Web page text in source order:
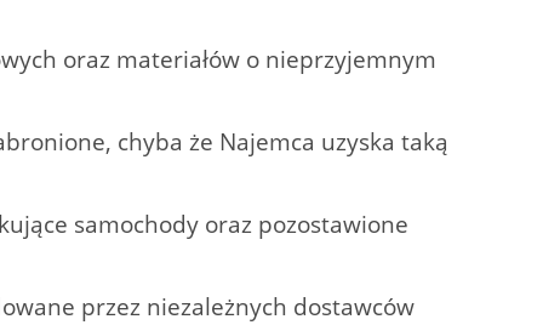
oraz materiałów o nieprzyjemnym
chyba że Najemca uzyska taką
samochody oraz pozostawione
przez niezależnych dostawców